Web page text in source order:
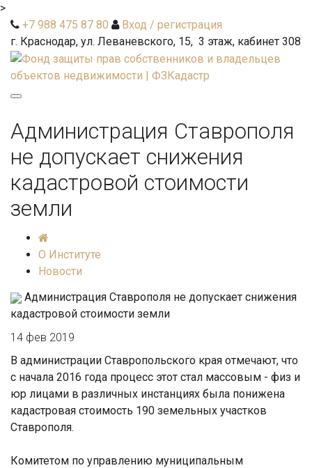
>
+7 988 475 87 80
Вход / регистрация
г. Краснодар, ул. Леваневского, 15, 3 этаж, кабинет 308
navigation
Администрация Ставрополя
не допускает снижения
кадастровой стоимости
земли
О Институте
Новости
Администрация Ставрополя не допускает снижения
кадастровой стоимости земли
14 фев 2019
В администрации Ставропольского края отмечают, что
с начала 2016 года процесс этот стал массовым - физ и
юр лицами в различных инстанциях была понижена
кадастровая стоимость 190 земельных участков
Ставрополя.
Комитетом по управлению муниципальным